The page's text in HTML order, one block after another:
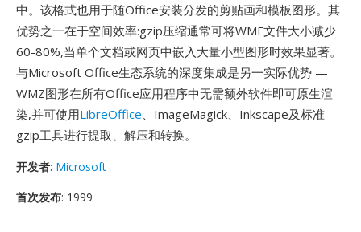
中。该格式也用于随Office安装分发的剪贴画和模板图形。其
优势之一在于空间效率:gzip压缩通常可将WMF文件大小减少
60-80%,当单个文档或网页中嵌入大量小型图形时效果显著。
与Microsoft Office生态系统的深度集成是另一实际优势 —
WMZ图形在所有Office应用程序中无需额外软件即可原生渲
染,并可使用LibreOffice、ImageMagick、Inkscape及标准
gzip工具进行提取、解压和转换。
开发者: Microsoft
首次发布: 1999